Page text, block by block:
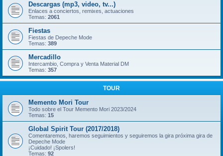
Descargas (mp3, video, tv...)
Enlaces a conciertos, remixes, actuaciones
Temas: 2061
Fiestas
Fiestas de Depeche Mode
Temas: 389
Mercadillo
Intercambio, Compra y Venta Material DM
Temas: 357
TOUR
Memento Mori Tour
Todo sobre el Tour Memento Mori 2023/2024
Temas: 15
Global Spirit Tour (2017/2018)
Comentaremos, haremos seguimientos y seguiremos la gira próxima gira de
Depeche Mode
¡Cuidado! ¡Spolers!
Temas: 92